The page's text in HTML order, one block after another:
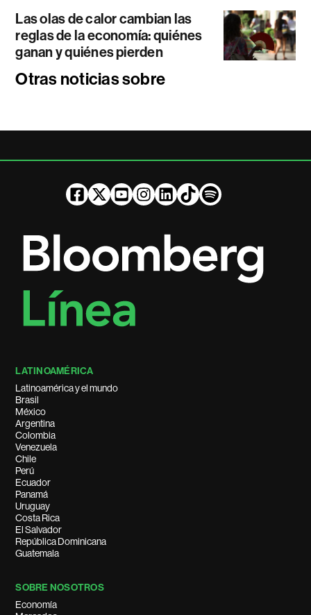
Las olas de calor cambian las
reglas de la economía: quiénes
ganan y quiénes pierden
Otras noticias sobre
LATINOAMÉRICA
Latinoamérica y el mundo
Brasil
México
Argentina
Colombia
Venezuela
Chile
Perú
Ecuador
Panamá
Uruguay
Costa Rica
El Salvador
República Dominicana
Guatemala
SOBRE NOSOTROS
Economía